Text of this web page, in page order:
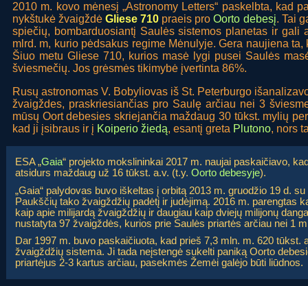
2010 m. kovo mėnesį „Astronomy Letters“ paskelbta, kad
nykštukė žvaigždėGliese 710 praeis proOorto debesį. Tai
spiečių, bombarduosiantį Saulės sistemos planetas ir gali
mlrd. m, kurio pėdsakus regime Mėnulyje. Gera naujiena
Šiuo metu Gliese 710, kurios masė lygi pusei Saulės
šviesmečių. Jos grėsmės tikimybė įvertinta 86%.
Rusų astronomas V. Bobyliovas iš St. Peterburgo
žvaigždes, praskriesiančias pro Saulę arčiau nei 3
mūsų Oort debesies skriejančia maždaug 30 tūkst. mylių
kad ji įsibraus ir į Koiperio žiedą, esantį greta Plutono, nors
ESA „Gaia“ projekto mokslininkai 2017 m. naujai paskaičiavo,
atsidurs maždaug už 16 tūkst. a.v. (t.y. Oorto debesyje).
„Gaia“ palydovas buvo iškeltas į orbitą 2013 m. gruodžio 19 d.
Paukščių tako žvaigždžių padėtį ir judėjimą. 2016 m. parengtas
kaip apie milijardą žvaigždžių ir daugiau kaip dviejų milijonų
nustatyta 97 žvaigždės, kurios prie Saulės priartės arčiau nei 1
Dar 1997 m. buvo paskaičiuota, kad prieš 7,3 mln. m. 620 tūkst.
žvaigždžių sistema. Ji tada neįstengė sukelti paniką Oorto
priartėjus 2-3 kartus arčiau, pasekmės Žemėi galėjo būti liūdnos.